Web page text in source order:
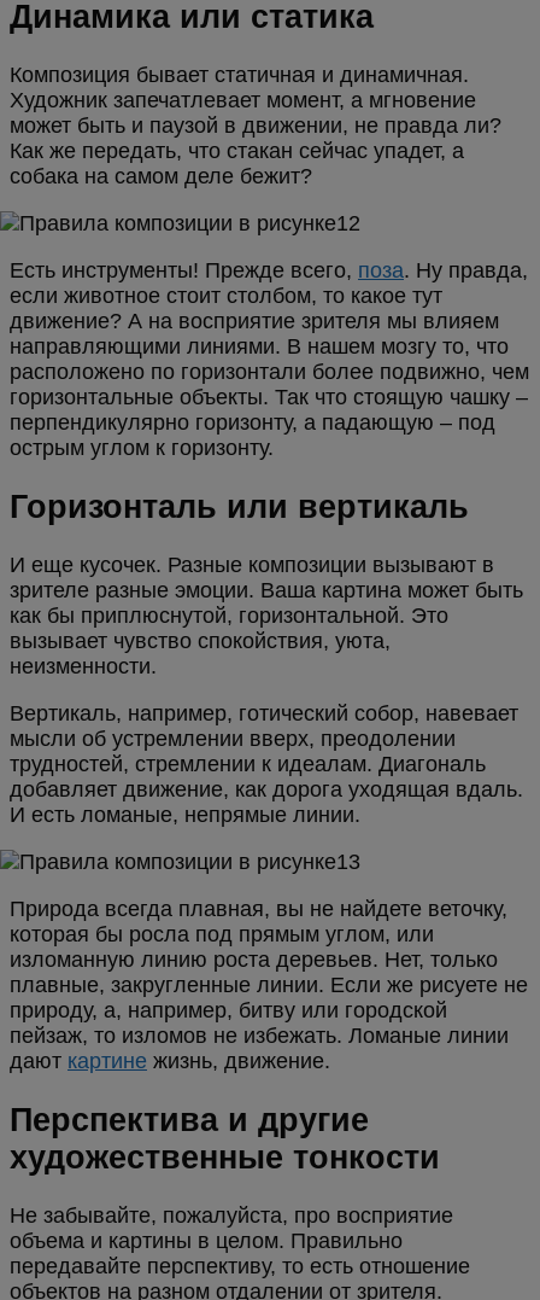
Динамика или статика
Композиция бывает статичная и динамичная.
Художник запечатлевает момент, а мгновение
может быть и паузой в движении, не правда ли?
Как же передать, что стакан сейчас упадет, а
собака на самом деле бежит?
Есть инструменты! Прежде всего, поза. Ну правда,
если животное стоит столбом, то какое тут
движение? А на восприятие зрителя мы влияем
направляющими линиями. В нашем мозгу то, что
расположено по горизонтали более подвижно, чем
горизонтальные объекты. Так что стоящую чашку –
перпендикулярно горизонту, а падающую – под
острым углом к горизонту.
Горизонталь или вертикаль
И еще кусочек. Разные композиции вызывают в
зрителе разные эмоции. Ваша картина может быть
как бы приплюснутой, горизонтальной. Это
вызывает чувство спокойствия, уюта,
неизменности.
Вертикаль, например, готический собор, навевает
мысли об устремлении вверх, преодолении
трудностей, стремлении к идеалам. Диагональ
добавляет движение, как дорога уходящая вдаль.
И есть ломаные, непрямые линии.
Природа всегда плавная, вы не найдете веточку,
которая бы росла под прямым углом, или
изломанную линию роста деревьев. Нет, только
плавные, закругленные линии. Если же рисуете не
природу, а, например, битву или городской
пейзаж, то изломов не избежать. Ломаные линии
дают картине жизнь, движение.
Перспектива и другие
художественные тонкости
Не забывайте, пожалуйста, про восприятие
объема и картины в целом. Правильно
передавайте перспективу, то есть отношение
объектов на разном отдалении от зрителя.